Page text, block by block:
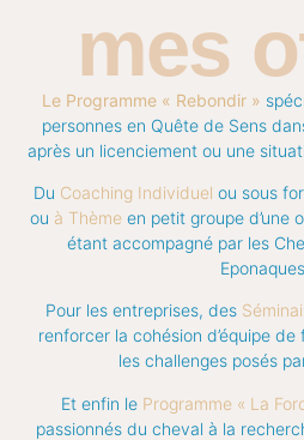
mes
Le Programme « Rebondir »
personnes en Quête de Sens
après un licenciement ou une
Du Coaching Individuel ou sous
ou à Thème en petit groupe d’une
étant accompagné par les
Pour les entreprises, des
renforcer la cohésion d’équipe
les challenges posés
Et enfin le Programme « La
passionnés du cheval à la